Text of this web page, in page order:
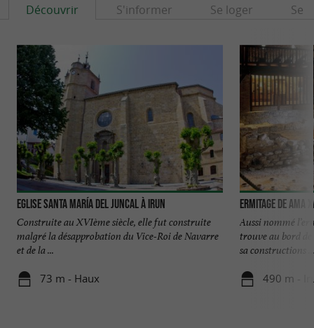
Découvrir S'informer Se loger Se
Eglise Santa María del Juncal à Irun
Construite au XVIème siècle, elle fut construite
malgré la désapprobation du Vice-Roi de Navarre
et de la ...
73 m - Haux
Ermitage de Ama
Aussi nommé
trouve au bord
sa constructions ...
490 m -